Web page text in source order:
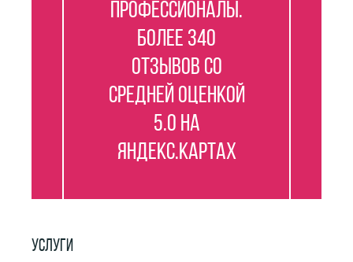
УСЛУГИ
профессионалы.
Более 340
отзывов со
средней оценкой
5.0 на
Яндекс.Картах